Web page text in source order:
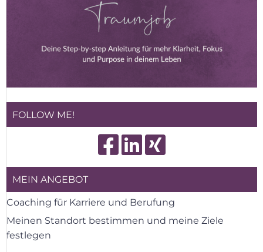
FOLLOW ME!
MEIN ANGEBOT
Coaching für Karriere und Berufung
Meinen Standort bestimmen und meine Ziele
festlegen